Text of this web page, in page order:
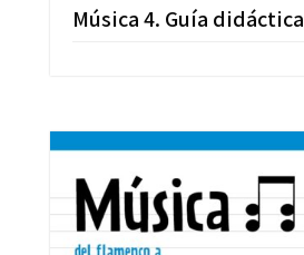
Música 4. Guía didáctica